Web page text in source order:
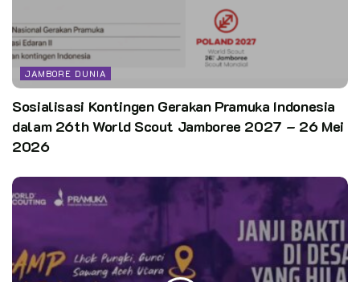
JAMBORE DUNIA
Sosialisasi Kontingen Gerakan Pramuka Indonesia
dalam 26th World Scout Jamboree 2027 – 26 Mei
2026